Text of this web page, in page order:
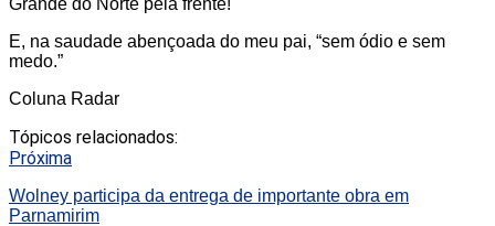
E, na saudade abençoada do meu pai, “sem ódio e sem
medo.”
Coluna Radar
Tópicos relacionados:
Próxima
Wolney participa da entrega de importante obra em
Parnamirim